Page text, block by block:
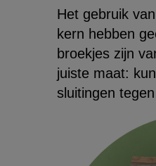
Het gebruik
kern hebben
broekjes zijn
juiste maat:
sluitingen